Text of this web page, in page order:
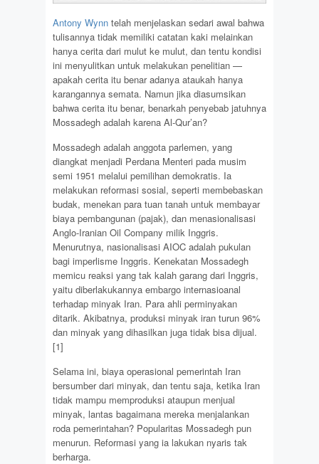
Antony Wynn telah menjelaskan sedari awal bahwa
tulisannya tidak memiliki catatan kaki melainkan
hanya cerita dari mulut ke mulut, dan tentu kondisi
ini menyulitkan untuk melakukan penelitian —
apakah cerita itu benar adanya ataukah hanya
karangannya semata. Namun jika diasumsikan
bahwa cerita itu benar, benarkah penyebab jatuhnya
Mossadegh adalah karena Al-Qur’an?
Mossadegh adalah anggota parlemen, yang
diangkat menjadi Perdana Menteri pada musim
semi 1951 melalui pemilihan demokratis. Ia
melakukan reformasi sosial, seperti membebaskan
budak, menekan para tuan tanah untuk membayar
biaya pembangunan (pajak), dan menasionalisasi
Anglo-Iranian Oil Company milik Inggris.
Menurutnya, nasionalisasi AIOC adalah pukulan
bagi imperlisme Inggris. Kenekatan Mossadegh
memicu reaksi yang tak kalah garang dari Inggris,
yaitu diberlakukannya embargo internasioanal
terhadap minyak Iran. Para ahli perminyakan
ditarik. Akibatnya, produksi minyak iran turun 96%
dan minyak yang dihasilkan juga tidak bisa dijual.
[1]
Selama ini, biaya operasional pemerintah Iran
bersumber dari minyak, dan tentu saja, ketika Iran
tidak mampu memproduksi ataupun menjual
minyak, lantas bagaimana mereka menjalankan
roda pemerintahan? Popularitas Mossadegh pun
menurun. Reformasi yang ia lakukan nyaris tak
berharga.